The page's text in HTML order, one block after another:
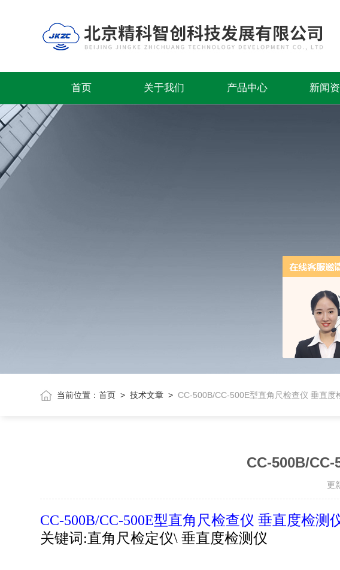
首页 关于我们 产品中心 新闻
当前位置：首页 >技术文章 >CC-500B/CC-500E型直角尺检查仪 垂直度
CC-500B/
更
CC-500B/CC-500E型直角尺检查仪 垂直度检测
关键词:直角尺检定仪\ 垂直度检测仪